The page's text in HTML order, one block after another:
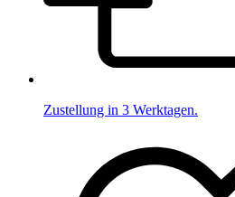
Zustellung in 3 Werktagen.